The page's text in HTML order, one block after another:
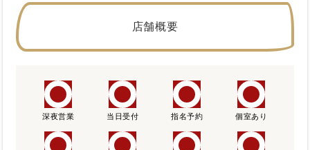
店舗概要
深夜営業 当日受付 指名予約 個室あり